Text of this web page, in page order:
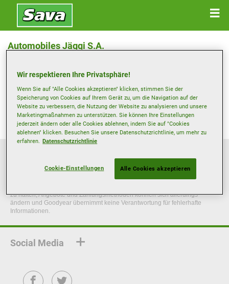
Automobiles Jäggi S.A.
Anfahrtsbeschreibung
Telefonnummer anzeigen
bindend, erheben keinen Anspruch auf Vollständigkeit, haben keinen
Vertragscharakter und sollten beim maßgeblichen Händler überprüft
zu halten, Angebote und Zahlungsmethoden können sich allerdings
ändern und Goodyear übernimmt keine Verantwortung für fehlerhafte
Informationen.
Social Media
Wir respektieren Ihre Privatsphäre!
Wenn Sie auf "Alle Cookies akzeptieren" klicken, stimmen Sie der
Speicherung von Cookies auf Ihrem Gerät zu, um die Navigation auf der
Website zu verbessern, die Nutzung der Website zu analysieren und unsere
Marketingmaßnahmen zu unterstützen. Sie können Ihre Einstellungen
jederzeit ändern oder alle Cookies ablehnen, indem Sie auf "Cookies
ablehnen" klicken. Besuchen Sie unsere Datenschutzrichtlinie, um mehr zu
erfahren. Datenschutzrichtlinie
Cookie-Einstellungen Alle Cookies akzeptieren